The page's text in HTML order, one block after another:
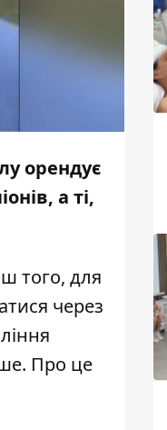
орендує
а ті,
того, для
через
Про це